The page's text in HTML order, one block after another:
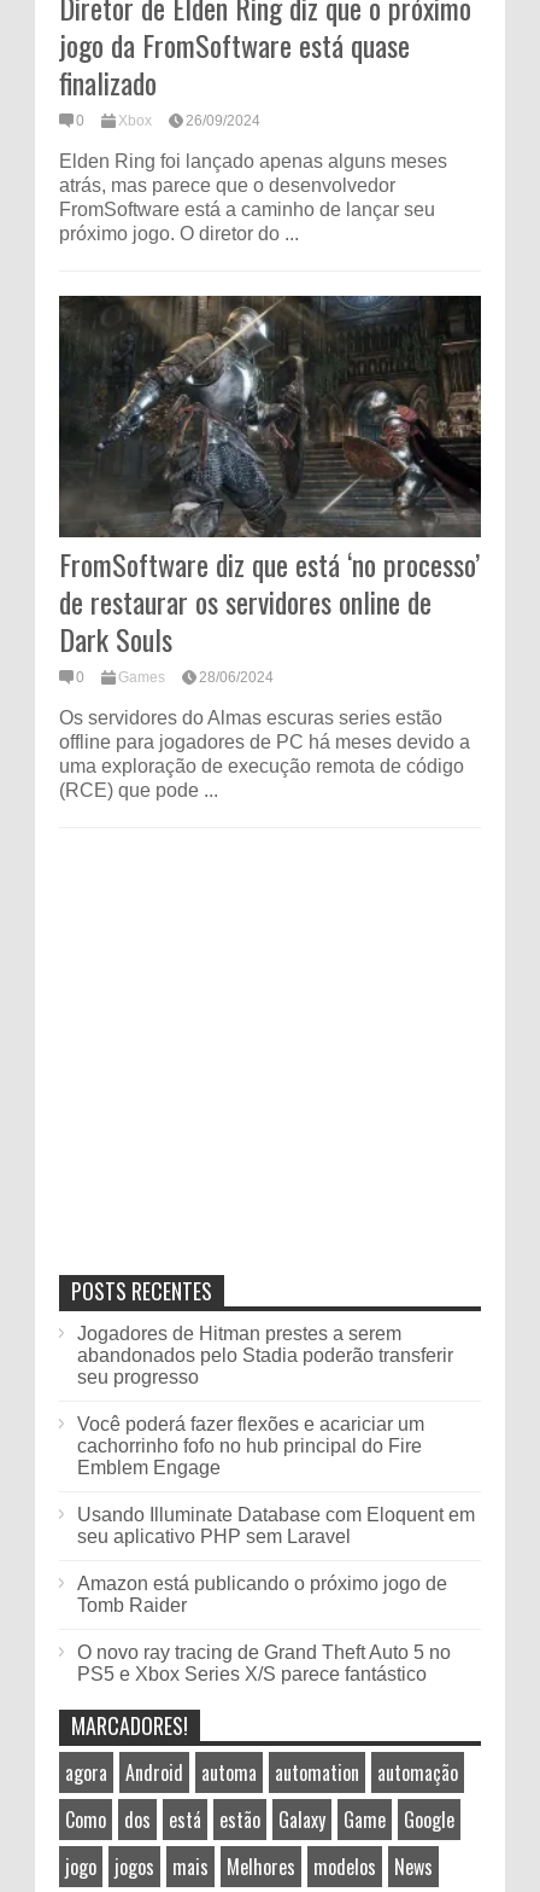
jogo da FromSoftware está quase
finalizado
0 Xbox 26/09/2024
Elden Ring foi lançado apenas alguns meses
atrás, mas parece que o desenvolvedor
FromSoftware está a caminho de lançar seu
próximo jogo. O diretor do ...
FromSoftware diz que está ‘no processo’
de restaurar os servidores online de
Dark Souls
0 Games 28/06/2024
Os servidores do Almas escuras series estão
offline para jogadores de PC há meses devido a
uma exploração de execução remota de código
(RCE) que pode ...
POSTS RECENTES
Jogadores de Hitman prestes a serem
abandonados pelo Stadia poderão transferir
seu progresso
Você poderá fazer flexões e acariciar um
cachorrinho fofo no hub principal do Fire
Emblem Engage
Usando Illuminate Database com Eloquent em
seu aplicativo PHP sem Laravel
Amazon está publicando o próximo jogo de
Tomb Raider
O novo ray tracing de Grand Theft Auto 5 no
PS5 e Xbox Series X/S parece fantástico
MARCADORES!
agora Android automa automation
automação
Como
dos está estão Galaxy Game
Google
jogo
jogos mais Melhores modelos
News